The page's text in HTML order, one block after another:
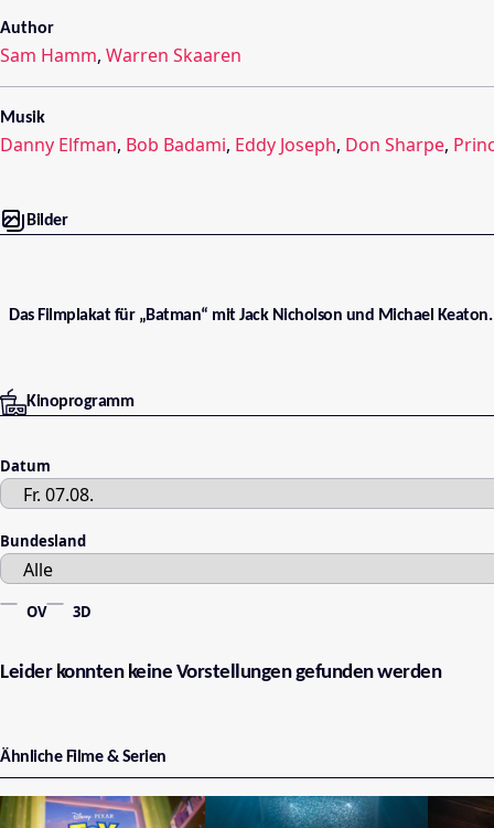
Author
Sam Hamm, Warren Skaaren
Musik
Danny Elfman, Bob Badami, Eddy Joseph, Don Sharpe,
Bilder
Das Filmplakat für „Batman“ mit Jack Nicholson und Michael Keaton.
Kinoprogramm
Datum
Bundesland
OV 3D
Leider konnten keine Vorstellungen gefunden werden
Ähnliche Filme & Serien